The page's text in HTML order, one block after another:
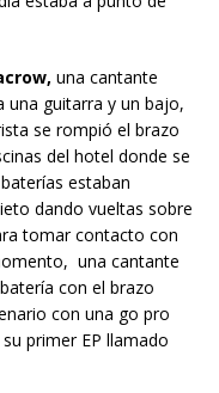
una cantante
una guitarra y un bajo,
se rompió el brazo
del hotel donde se
estaban
dando vueltas sobre
tomar contacto con
una cantante
con el brazo
con una go pro
primer EP llamado